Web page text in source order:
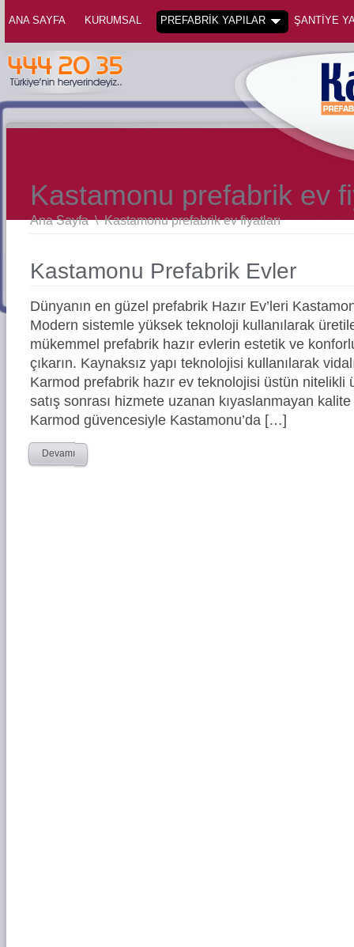
ANA SAYFA KURUMSAL PREFABRİK YAPILAR ŞANTİYE
Kastamonu prefabrik ev
Ana Sayfa \Kastamonu prefabrik ev fiyatları
Kastamonu Prefabrik Evler
Dünyanın en güzel prefabrik Hazır Ev’leri
Modern sistemle yüksek teknoloji kullanılarak
mükemmel prefabrik hazır evlerin estetik ve
çıkarın. Kaynaksız yapı teknolojisi kullanılarak
Karmod prefabrik hazır ev teknolojisi üstün nitelikli
satış sonrası hizmete uzanan kıyaslanmayan kalite
Karmod güvencesiyle Kastamonu’da […]
Devamı